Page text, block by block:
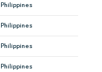
Philippines
Philippines
Philippines
Philippines